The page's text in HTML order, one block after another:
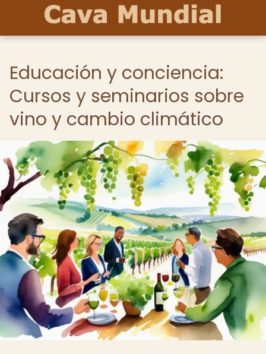
Educación y conciencia:
Cursos y seminarios sobre
vino y cambio climático